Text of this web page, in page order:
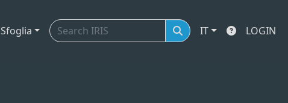
Sfoglia IT LOGIN